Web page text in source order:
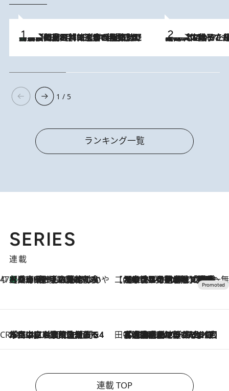
2026.8.8
「最後に見られてよかった」上野動物園の東園パンダ舎が解体前に特別公開。8月16日まで延長されたパネル展と共に辿る“半世紀”のパンダ飼育《解体工事の図面あり》 2026.8.5
【阿川佐和子さんの年とる力】なぜ70代で始めた趣味は“こんなに楽しい”のか？ ピアノ、俳句…スランプに陥っても続けられる“ある秘訣”とは
1 / 5
ランキング一覧
SERIES
連載
47都道府県の手みやげ ひんやりスイーツで夏を満喫
2026.8.8
【兵庫県】この夏絶対食べたい 冷やしておいしいおやつ3選 淡路島の恵みをジェラートに集約 【CREA×星野リゾート】唯一無二。癒しと発見が待つ場所へ
2026.8.7
【トンボの足水浴】ヒノキの香りに包まれて涼感マックス！約13℃の湧水かけ流しを避暑地「星野温泉 トンボの湯」で体験
CREA'S CHOICE
2026.8.7
「立川にも歌舞伎があるんだよ」 片岡仁左衛門・市川中車ら豪華座組みで4年目の立川立飛歌舞伎へ 田中稲の勝手に再ブーム
2026.8.7
「湘南乃風に憧れて」観客大盛上がりの“タオル回し”に、ラッパー顔負けの高速歌唱まで…さだまさし（74）のアグレッシブすぎる現在地
連載 TOP